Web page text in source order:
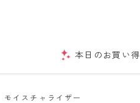
本日のお買い得
モイスチャライザー